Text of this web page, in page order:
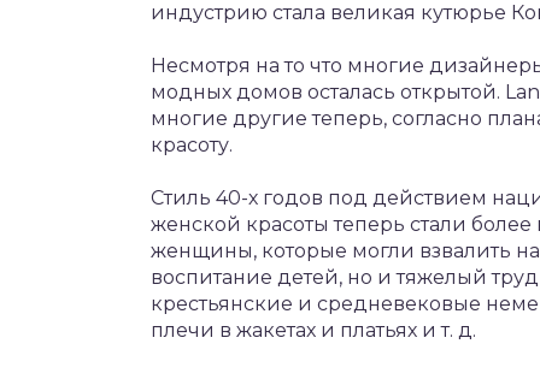
индустрию стала великая кутюрье
Несмотря на то что многие
модных домов осталась открытой.
многие другие теперь, согласно
красоту.
Стиль 40-х годов под действием
женской красоты теперь стали
женщины, которые могли взвалить
воспитание детей, но и тяжелый
крестьянские и средневековые
плечи в жакетах и платьях и т. д.